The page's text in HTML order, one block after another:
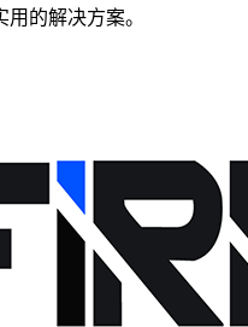
的解决方案。